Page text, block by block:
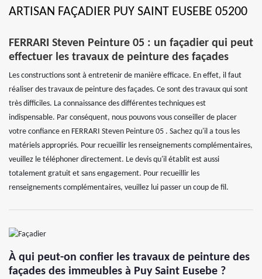
ARTISAN FAÇADIER PUY SAINT EUSEBE 05200
FERRARI Steven Peinture 05 : un façadier qui peut
effectuer les travaux de peinture des façades
Les constructions sont à entretenir de manière efficace. En effet, il faut
réaliser des travaux de peinture des façades. Ce sont des travaux qui sont
très difficiles. La connaissance des différentes techniques est
indispensable. Par conséquent, nous pouvons vous conseiller de placer
votre confiance en FERRARI Steven Peinture 05 . Sachez qu'il a tous les
matériels appropriés. Pour recueillir les renseignements complémentaires,
veuillez le téléphoner directement. Le devis qu'il établit est aussi
totalement gratuit et sans engagement. Pour recueillir les
renseignements complémentaires, veuillez lui passer un coup de fil.
À qui peut-on confier les travaux de peinture des
façades des immeubles à Puy Saint Eusebe ?